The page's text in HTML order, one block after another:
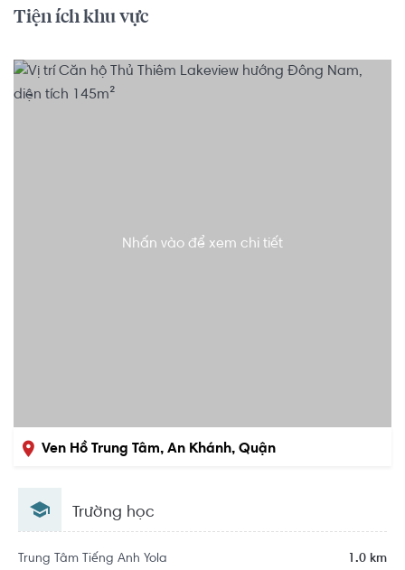
Tiện ích khu vực
Nhấn vào để xem chi tiết
Ven Hồ Trung Tâm, An Khánh, Quận
Trường học
Trung Tâm Tiếng Anh Yola 1.0 km